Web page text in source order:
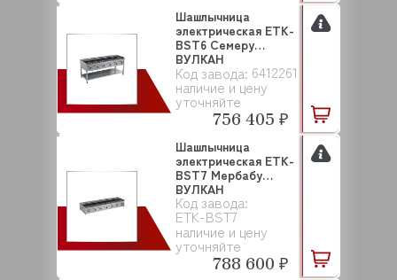
Код завода: 6412261
наличие и цену
уточняйте
Шашлычница
электрическая ETK-
BST6 Семеру
ВУЛКАН
756 405 ₽
Код завода:
ETK-BST7
наличие и цену
уточняйте
Шашлычница
электрическая ETK-
BST7 Мербабу
ВУЛКАН
788 600 ₽